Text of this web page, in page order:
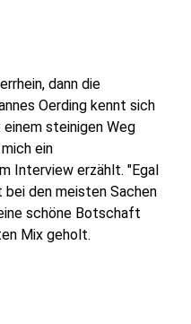
dann die
Oerding kennt sich
steinigen Weg
ein
Interview erzählt. "Egal
den meisten Sachen
schöne Botschaft
Mix geholt.